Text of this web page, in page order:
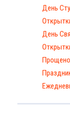
День
День